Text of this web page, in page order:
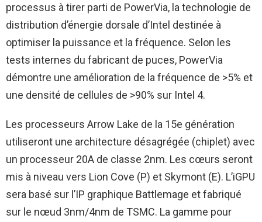
processus à tirer parti de PowerVia, la technologie de
distribution d’énergie dorsale d’Intel destinée à
optimiser la puissance et la fréquence. Selon les
tests internes du fabricant de puces, PowerVia
démontre une amélioration de la fréquence de >5% et
une densité de cellules de >90% sur Intel 4.
Les processeurs Arrow Lake de la 15e génération
utiliseront une architecture désagrégée (chiplet) avec
un processeur 20A de classe 2nm. Les cœurs seront
mis à niveau vers Lion Cove (P) et Skymont (E). L’iGPU
sera basé sur l’IP graphique Battlemage et fabriqué
sur le nœud 3nm/4nm de TSMC. La gamme pour